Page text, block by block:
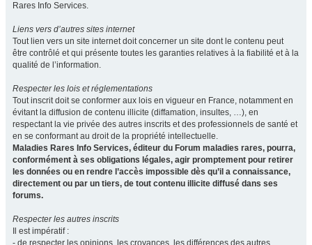
Rares Info Services.
Liens vers d’autres sites internet
Tout lien vers un site internet doit concerner un site dont le contenu peut
être contrôlé et qui présente toutes les garanties relatives à la fiabilité et à la
qualité de l’information.
Respecter les lois et réglementations
Tout inscrit doit se conformer aux lois en vigueur en France, notamment en
évitant la diffusion de contenu illicite (diffamation, insultes, …), en
respectant la vie privée des autres inscrits et des professionnels de santé et
en se conformant au droit de la propriété intellectuelle.
Maladies Rares Info Services, éditeur du Forum maladies rares, pourra,
conformément à ses obligations légales, agir promptement pour retirer
les données ou en rendre l’accès impossible dès qu’il a connaissance,
directement ou par un tiers, de tout contenu illicite diffusé dans ses
forums.
Respecter les autres inscrits
Il est impératif :
- de respecter les opinions, les croyances, les différences des autres